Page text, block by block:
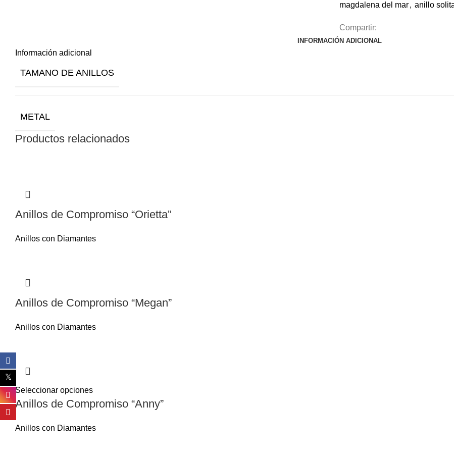
magdalena del mar, anillo
Compartir:
INFORMACIÓN ADICIONAL
Información adicional
TAMANO DE ANILLOS
METAL
Productos relacionados
Anillos de Compromiso “Orietta”
Anillos con Diamantes
Anillos de Compromiso “Megan”
Anillos con Diamantes
Seleccionar opciones
Anillos de Compromiso “Anny”
Anillos con Diamantes